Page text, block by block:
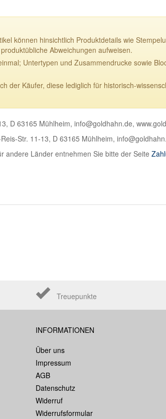
können hinsichtlich Produktdetails wie
Abweichungen aufweisen.
Untertypen und Zusammendrucke sowie
der Käufer, diese lediglich für historisch-
D 63165 Mühlheim, info@goldhahn.de,
Str. 11-13, D 63165 Mühlheim,
andere Länder entnehmen Sie bitte der Seite
Treuepunkte
INFORMATIONEN
Über uns
Impressum
AGB
Datenschutz
Widerruf
Widerrufsformular